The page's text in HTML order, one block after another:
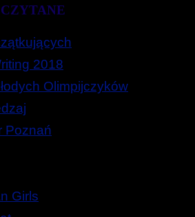
2018
Olimpijczyków
Poznań
Girls